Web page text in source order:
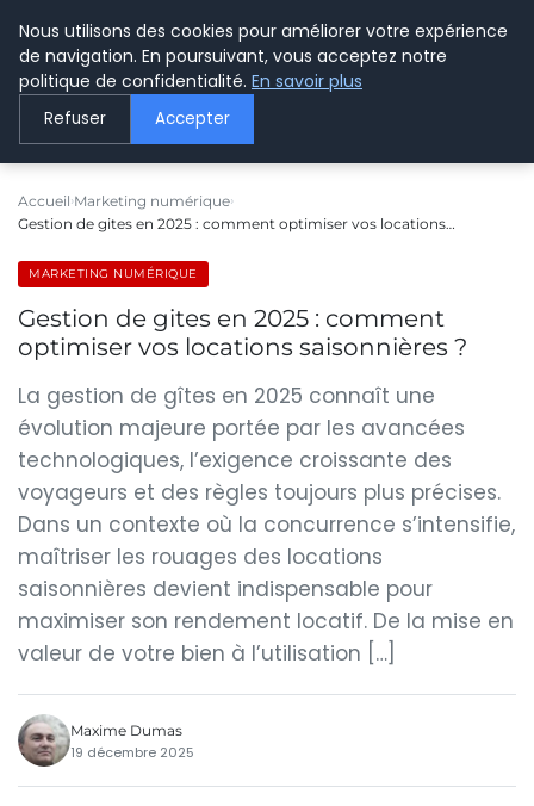
LE WEBMARKETING
Accueil Marketing numérique
Gestion de gites en 2025 : comment optimiser vos locations…
MARKETING NUMÉRIQUE
Gestion de gites en 2025 : comment
optimiser vos locations saisonnières ?
La gestion de gîtes en 2025 connaît une
évolution majeure portée par les avancées
technologiques, l’exigence croissante des
voyageurs et des règles toujours plus précises.
Dans un contexte où la concurrence s’intensifie,
maîtriser les rouages des locations
saisonnières devient indispensable pour
maximiser son rendement locatif. De la mise en
valeur de votre bien à l’utilisation […]
Maxime Dumas
19 décembre 2025
Nous utilisons des cookies pour améliorer votre expérience
de navigation. En poursuivant, vous acceptez notre
politique de confidentialité. En savoir plus
Refuser Accepter